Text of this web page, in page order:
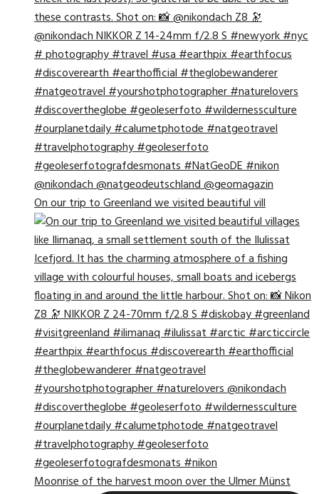
On our trip to Greenland we visited beautiful vill
Moonrise of the harvest moon over the Ulmer Münst